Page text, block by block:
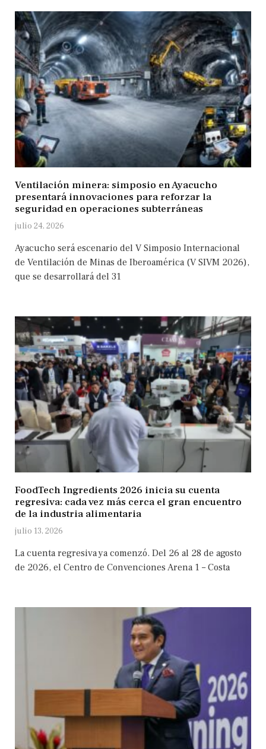
Ventilación minera: simposio en Ayacucho
presentará innovaciones para reforzar la
seguridad en operaciones subterráneas
julio 24, 2026
Ayacucho será escenario del V Simposio Internacional
de Ventilación de Minas de Iberoamérica (V SIVM 2026),
que se desarrollará del 31
FoodTech Ingredients 2026 inicia su cuenta
regresiva: cada vez más cerca el gran encuentro
de la industria alimentaria
julio 13, 2026
La cuenta regresiva ya comenzó. Del 26 al 28 de agosto
de 2026, el Centro de Convenciones Arena 1 – Costa